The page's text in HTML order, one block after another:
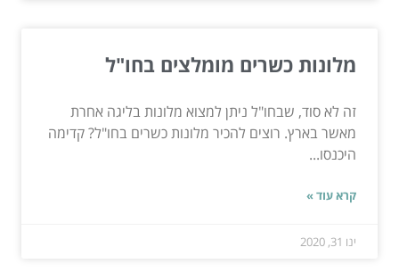
מלונות כשרים מומלצים בחו"ל
זה לא סוד, שבחו"ל ניתן למצוא מלונות בליגה אחרת
מאשר בארץ. רוצים להכיר מלונות כשרים בחו"ל? קדימה
היכנסו...
קרא עוד »
ינו 31, 2020